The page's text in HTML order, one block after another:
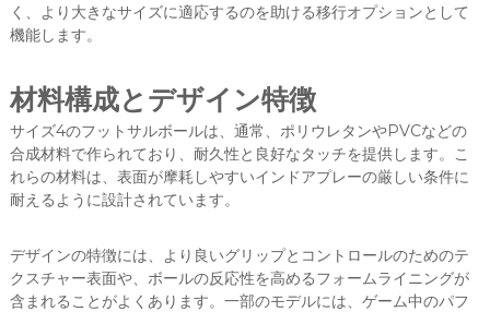
く、より大きなサイズに適応するのを助ける移行オプションとして
機能します。
材料構成とデザイン特徴
サイズ4のフットサルボールは、通常、ポリウレタンやPVCなどの
合成材料で作られており、耐久性と良好なタッチを提供します。こ
れらの材料は、表面が摩耗しやすいインドアプレーの厳しい条件に
耐えるように設計されています。
デザインの特徴には、より良いグリップとコントロールのためのテ
クスチャー表面や、ボールの反応性を高めるフォームライニングが
含まれることがよくあります。一部のモデルには、ゲーム中のパフ